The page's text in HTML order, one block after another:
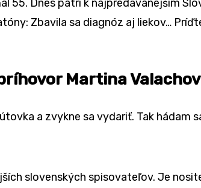
Dnes patrí k najpredávanejším
Zbavila sa diagnóz aj liekov…
Martina
a zvykne sa vydariť. Tak hádam
slovenských spisovateľov. Je